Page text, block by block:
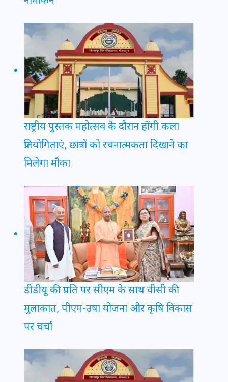
राष्ट्रीय पुस्तक महोत्सव के दौरान होंगी कला
प्रतियोगिताएं, छात्रों को रचनात्मकता दिखाने का
मिलेगा मौका
डीडीयू की प्रगति पर सीएम के साथ वीसी की
मुलाकात, पीएम-उषा योजना और कृषि विकास
पर चर्चा